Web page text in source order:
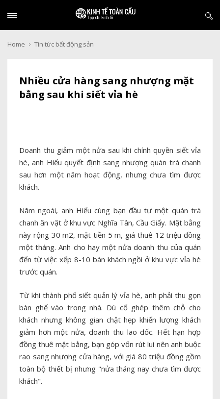
Home Tin tức bất động sản
Nhiều cửa hàng sang nhượng mặt
bằng sau khi siết vỉa hè
Doanh thu giảm một nửa sau khi chính quyền siết vỉa
hè, anh Hiếu quyết định sang nhượng quán trà chanh
sau hơn một năm hoạt động, nhưng chưa tìm được
khách.
Năm ngoái, anh Hiếu cùng bạn đầu tư một quán trà
chanh ăn vặt ở khu vực Nghĩa Tân, Cầu Giấy. Mặt bằng
này rộng 30 m2, mặt tiền 5 m, giá thuê 12 triệu đồng
một tháng. Anh cho hay một nửa doanh thu của quán
đến từ việc xếp 8-10 bàn khách ngồi ở khu vực vỉa hè
trước quán.
Từ khi thành phố siết quản lý vỉa hè, anh phải thu gọn
bàn ghế vào trong nhà. Dù cố ghép thêm chỗ cho
khách nhưng không gian chật hẹp khiến lượng khách
giảm hơn một nửa, doanh thu lao dốc. Hết hạn hợp
đồng thuê mặt bằng, bạn góp vốn rút lui nên anh buộc
rao sang nhượng cửa hàng, với giá 80 triệu đồng gồm
toàn bộ thiết bị nhưng "nửa tháng nay chưa tìm được
khách".